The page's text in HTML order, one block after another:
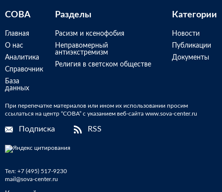
СОВА
Главная
О нас
Аналитика
Справочник
База
данных
Разделы
Расизм и ксенофобия
Неправомерный
антиэкстремизм
Религия в светском обществе
Категории
Новости
Публикации
Документы
При перепечатке материалов или ином их использовании просим
ссылаться на центр “СОВА” с указанием веб-сайта www.sova-center.ru
Подписка RSS
Тел: +7 (495) 517-9230
mail@sova-center.ru